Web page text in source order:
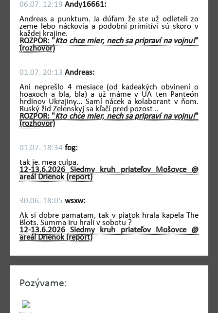
06.07. 12:19 Andy16661:
Andreas a punktum. Ja dúfam že ste už odleteli zo
zeme lebo náckovia a podobní primitívi sú skoro v
každej krajine.
ROZPOR: "Kto chce mier, nech sa pripraví na vojnu!"
(rozhovor)
01.07. 20:13 Andreas:
Ani neprešlo 4 mesiace (od kadeakých obvinení o
hoaxoch a bla, bla) a už máme v UA ten Panteón
hrdinov Ukrajiny... Samí nácek a kolaborant v ňom.
Ruský žid Zelenskyj sa kľačí pred pozost ..
ROZPOR: "Kto chce mier, nech sa pripraví na vojnu!"
(rozhovor)
01.07. 18:34 fog:
tak je. mea culpa.
12-13.6.2026 Siedmy kruh priateľov Mošovce @
areál Drienok (report)
30.06. 18:05 wsxw:
Ak si dobre pamatam, tak v piatok hrala kapela The
Blots. Summa Iru hrali v sobotu ?
12-13.6.2026 Siedmy kruh priateľov Mošovce @
areál Drienok (report)
Pozývame: